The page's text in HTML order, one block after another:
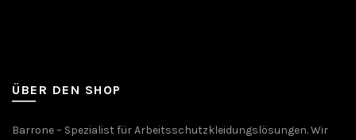
ÜBER DEN SHOP
Barrone – Spezialist für Arbeitsschutzkleidungslösungen. Wir